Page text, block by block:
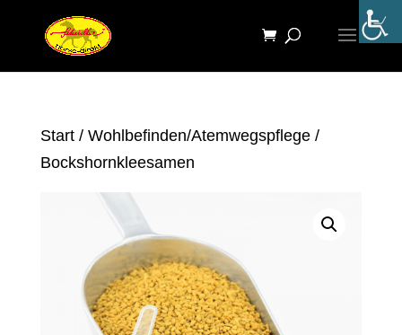
Start/ Wohlbefinden/Atemwegspflege/
Bockshornkleesamen